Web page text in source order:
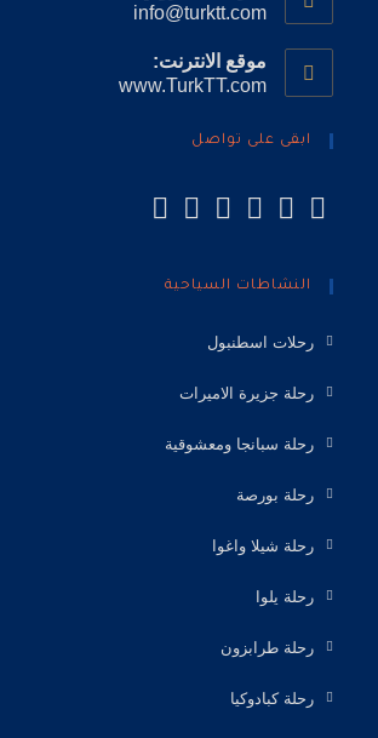
info@turktt.com
موقع الانترنت:
www.TurkTT.com
ابقى على تواصل
النشاطات السياحية
رحلات اسطنبول
رحلة جزيرة الاميرات
رحلة سبانجا ومعشوقية
رحلة بورصة
رحلة شيلا واغوا
رحلة يلوا
رحلة طرابزون
رحلة كبادوكيا